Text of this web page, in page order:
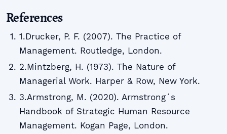
References
1.Drucker, P. F. (2007). The Practice of
Management. Routledge, London.
2.Mintzberg, H. (1973). The Nature of
Managerial Work. Harper & Row, New York.
3.Armstrong, M. (2020). Armstrongʻs
Handbook of Strategic Human Resource
Management. Kogan Page, London.